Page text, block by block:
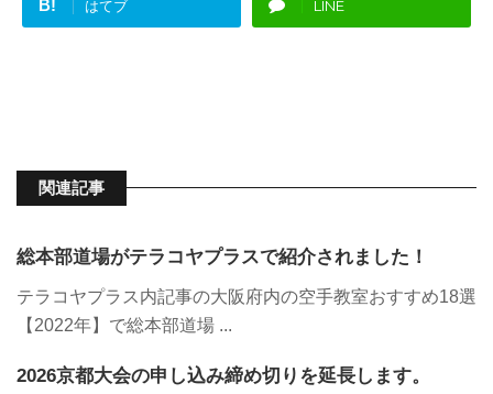
B! はてブ LINE
関連記事
総本部道場がテラコヤプラスで紹介されました！
テラコヤプラス内記事の大阪府内の空手教室おすすめ18選
【2022年】で総本部道場 ...
2026京都大会の申し込み締め切りを延長します。